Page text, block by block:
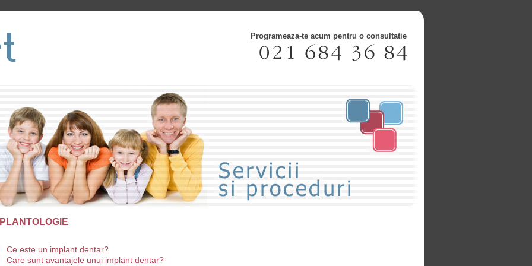
Programeaza-te acum pentru o consultatie
Ce este un implant dentar?
Care sunt avantajele unui implant dentar?